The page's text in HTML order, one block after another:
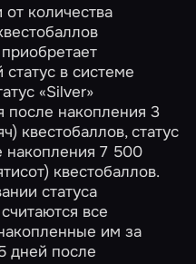
количества
в системе
«Silver»
после накопления 3
квестобаллов, статус
накопления 7 500
квестобаллов.
статуса
все
им за
дней после